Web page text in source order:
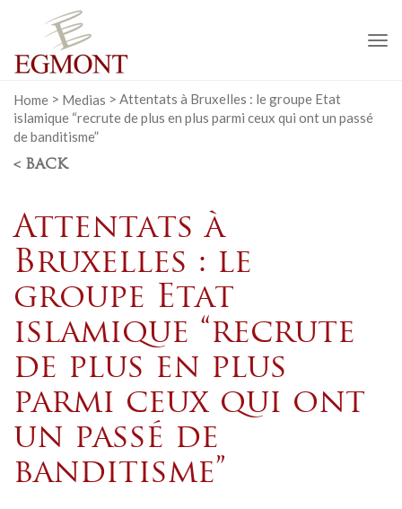
Home > Medias > Attentats à Bruxelles : le groupe Etat
islamique “recrute de plus en plus parmi ceux qui ont un passé
de banditisme”
< BACK
Attentats à
Bruxelles : le
groupe Etat
islamique “recrute
de plus en plus
parmi ceux qui ont
un passé de
banditisme”